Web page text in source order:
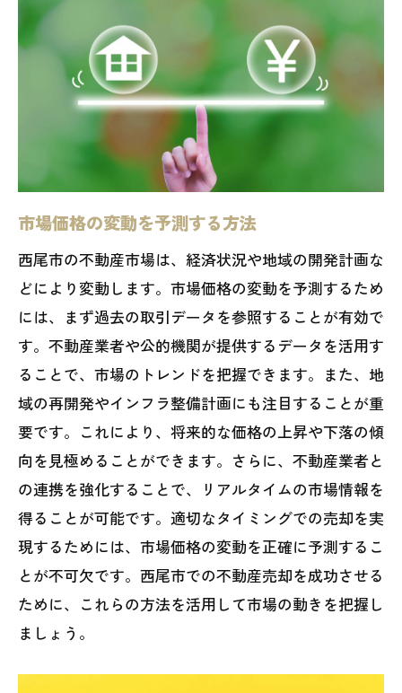
市場価格の変動を予測する方法
西尾市の不動産市場は、経済状況や地域の開発計画な
どにより変動します。市場価格の変動を予測するため
には、まず過去の取引データを参照することが有効で
す。不動産業者や公的機関が提供するデータを活用す
ることで、市場のトレンドを把握できます。また、地
域の再開発やインフラ整備計画にも注目することが重
要です。これにより、将来的な価格の上昇や下落の傾
向を見極めることができます。さらに、不動産業者と
の連携を強化することで、リアルタイムの市場情報を
得ることが可能です。適切なタイミングでの売却を実
現するためには、市場価格の変動を正確に予測するこ
とが不可欠です。西尾市での不動産売却を成功させる
ために、これらの方法を活用して市場の動きを把握し
ましょう。